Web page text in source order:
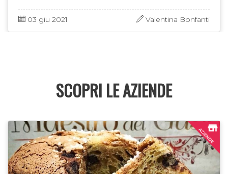
03 giu 2021 Valentina Bonfanti
SCOPRI LE AZIENDE